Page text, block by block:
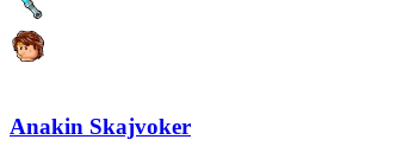
Anakin Skajvoker